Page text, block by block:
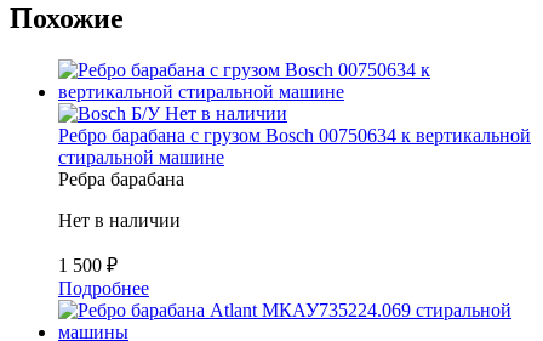
Похожие
Б/У Нет в наличии
Ребро барабана с грузом Bosch 00750634 к вертикальной
стиральной машине
Ребра барабана
Нет в наличии
1 500 ₽
Подробнее